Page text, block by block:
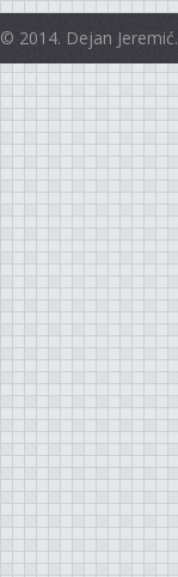
© 2014. Dejan Jeremić.